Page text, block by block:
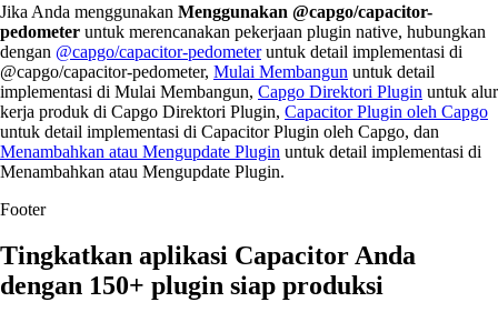
Jika Anda menggunakan Menggunakan @capgo/capacitor-
pedometer untuk merencanakan pekerjaan plugin native, hubungkan
dengan @capgo/capacitor-pedometeruntuk detail implementasi di
@capgo/capacitor-pedometer, Mulai Membangun untuk detail
implementasi di Mulai Membangun, Capgo Direktori Plugin untuk alur
kerja produk di Capgo Direktori Plugin, Capacitor Plugin oleh Capgo
untuk detail implementasi di Capacitor Plugin oleh Capgo, dan
Menambahkan atau Mengupdate Plugin untuk detail implementasi di
Menambahkan atau Mengupdate Plugin.
Footer
Tingkatkan aplikasi Capacitor Anda
dengan 150+ plugin siap produksi